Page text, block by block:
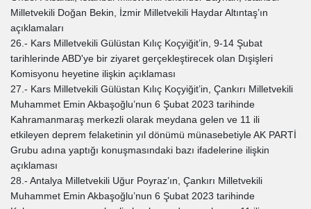
Milletvekili Doğan Bekin, İzmir Milletvekili Haydar Altıntaş’ın
açıklamaları
26.- Kars Milletvekili Gülüstan Kılıç Koçyiğit’in, 9-14 Şubat
tarihlerinde ABD'ye bir ziyaret gerçekleştirecek olan Dışişleri
Komisyonu heyetine ilişkin açıklaması
27.- Kars Milletvekili Gülüstan Kılıç Koçyiğit’in, Çankırı Milletvekili
Muhammet Emin Akbaşoğlu’nun 6 Şubat 2023 tarihinde
Kahramanmaraş merkezli olarak meydana gelen ve 11 ili
etkileyen deprem felaketinin yıl dönümü münasebetiyle AK PARTİ
Grubu adına yaptığı konuşmasındaki bazı ifadelerine ilişkin
açıklaması
28.- Antalya Milletvekili Uğur Poyraz’ın, Çankırı Milletvekili
Muhammet Emin Akbaşoğlu’nun 6 Şubat 2023 tarihinde